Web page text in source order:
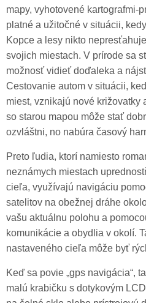
mapy, vyhotovené kartografmi-
platné a užitočné v situácii,
Kopce a lesy nikto
svojich miestach. V prírode sa
možnosť vidieť doďaleka a
Cestovanie autom v situácii,
miest, vznikajú nové križovatky
so starou mapou môže stať
ozvláštni, no nabúra časový
Preto ľudia, ktorí namiesto
neznámych miestach
cieľa, využívajú navigáciu
satelitov na obežnej dráhe
vašu aktuálnu polohu a
komunikácie a obydlia v okolí.
nastaveného cieľa môže byť
Keď sa povie „gps navigácia“,
malú krabičku s dotykovým